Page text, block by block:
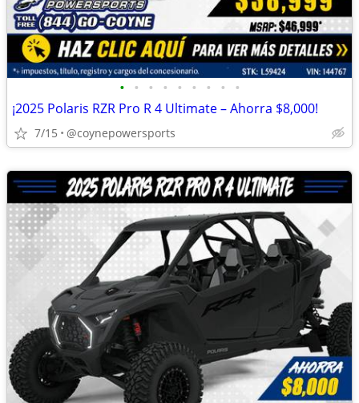
• • • • • • • • •
¡2025 Polaris RZR Pro R 4 Ultimate – Ahorra $8,000!
7/15 @coynepowersports